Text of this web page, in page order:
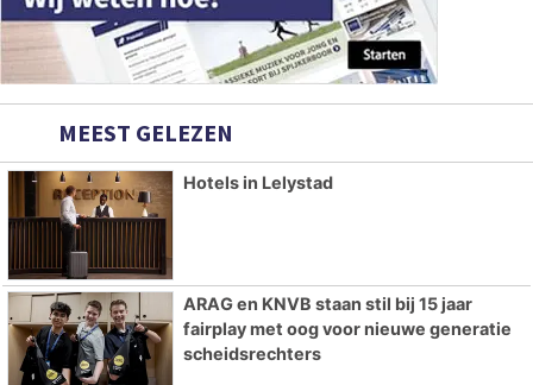
MEEST GELEZEN
Hotels in Lelystad
ARAG en KNVB staan stil bij 15 jaar
fairplay met oog voor nieuwe generatie
scheidsrechters